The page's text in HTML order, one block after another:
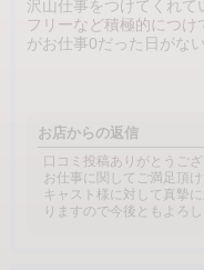
沢山仕事をつけてくれて
フリーなど積極的につ
がお仕事0だった日がな
お店からの返信
口コミ投稿ありがとうござ
お仕事に関してご満足頂
キャスト様に対して真摯
りますので今後ともよろ